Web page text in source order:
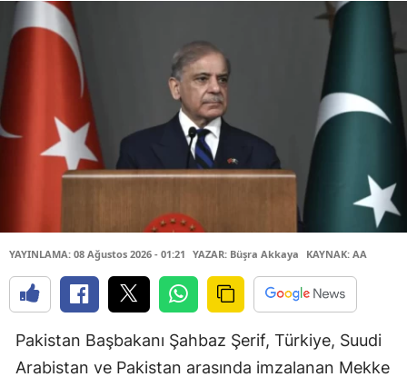
YAYINLAMA: 08 Ağustos 2026 - 01:21 YAZAR: Büşra Akkaya KAYNAK: AA
Pakistan Başbakanı Şahbaz Şerif, Türkiye, Suudi
Arabistan ve Pakistan arasında imzalanan Mekke